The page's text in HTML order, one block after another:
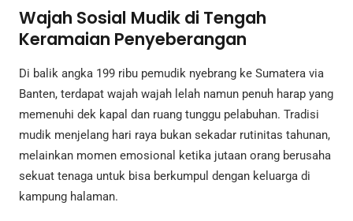
Wajah Sosial Mudik di Tengah
Keramaian Penyeberangan
Di balik angka 199 ribu pemudik nyebrang ke Sumatera via
Banten, terdapat wajah wajah lelah namun penuh harap yang
memenuhi dek kapal dan ruang tunggu pelabuhan. Tradisi
mudik menjelang hari raya bukan sekadar rutinitas tahunan,
melainkan momen emosional ketika jutaan orang berusaha
sekuat tenaga untuk bisa berkumpul dengan keluarga di
kampung halaman.